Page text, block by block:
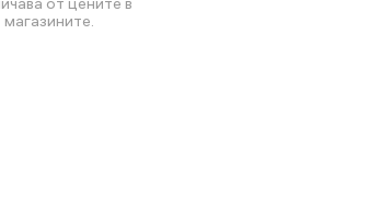
магазините.